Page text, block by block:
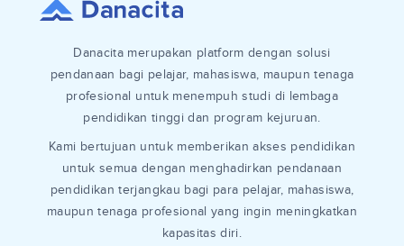
Danacita merupakan platform dengan solusi
pendanaan bagi pelajar, mahasiswa, maupun tenaga
profesional untuk menempuh studi di lembaga
pendidikan tinggi dan program kejuruan.
Kami bertujuan untuk memberikan akses pendidikan
untuk semua dengan menghadirkan pendanaan
pendidikan terjangkau bagi para pelajar, mahasiswa,
maupun tenaga profesional yang ingin meningkatkan
kapasitas diri.